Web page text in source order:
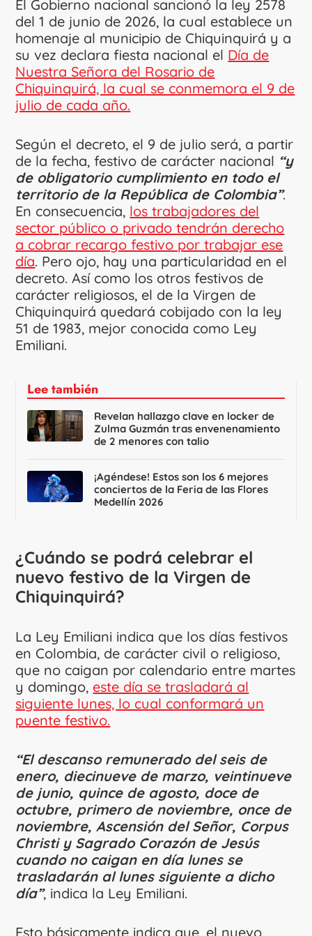
El Gobierno nacional sancionó la ley 2578
del 1 de junio de 2026, la cual establece un
homenaje al municipio de Chiquinquirá y a
su vez declara fiesta nacional el Día de
Nuestra Señora del Rosario de
Chiquinquirá, la cual se conmemora el 9 de
julio de cada año.
Según el decreto, el 9 de julio será, a partir
de la fecha, festivo de carácter nacional “y
de obligatorio cumplimiento en todo el
territorio de la República de Colombia”.
En consecuencia, los trabajadores del
sector público o privado tendrán derecho
a cobrar recargo festivo por trabajar ese
día. Pero ojo, hay una particularidad en el
decreto. Así como los otros festivos de
carácter religiosos, el de la Virgen de
Chiquinquirá quedará cobijado con la ley
51 de 1983, mejor conocida como Ley
Emiliani.
Lee también
Revelan hallazgo clave en locker de
Zulma Guzmán tras envenenamiento
de 2 menores con talio
¡Agéndese! Estos son los 6 mejores
conciertos de la Feria de las Flores
Medellín 2026
¿Cuándo se podrá celebrar el
nuevo festivo de la Virgen de
Chiquinquirá?
La Ley Emiliani indica que los días festivos
en Colombia, de carácter civil o religioso,
que no caigan por calendario entre martes
y domingo, este día se trasladará al
siguiente lunes, lo cual conformará un
puente festivo.
“El descanso remunerado del seis de
enero, diecinueve de marzo, veintinueve
de junio, quince de agosto, doce de
octubre, primero de noviembre, once de
noviembre, Ascensión del Señor, Corpus
Christi y Sagrado Corazón de Jesús
cuando no caigan en día lunes se
trasladarán al lunes siguiente a dicho
día”, indica la Ley Emiliani.
Esto básicamente indica que, el nuevo